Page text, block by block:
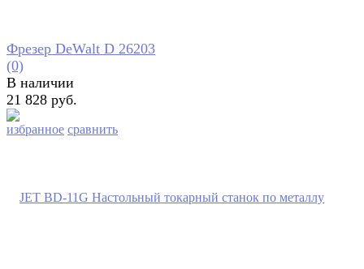
избранное сравнить
Фрезер DeWalt D 26203
(0)
В наличии
21 828 руб.